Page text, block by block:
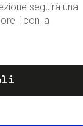
seguirà una
con la